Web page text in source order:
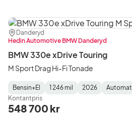
Plats:
Danderyd
Återförsäljare:
Hedin Automotive BMW Danderyd
BMW 330e xDrive Touring
M Sport Drag Hi-Fi Tonade
Fuel
Type:
Bensin+El
Mätarställning:
1 246 mil
Model
Year:
2026
Gearbox
Type:
Automat
Kontantpris
548 700 kr